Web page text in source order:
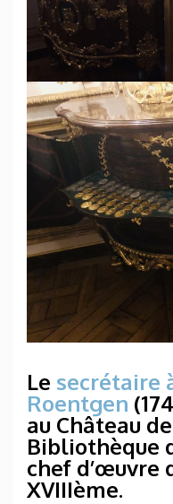
Le secrétaire
Roentgen
au Château
Bibliothèque
chef d’œuvre
XVIIIème.